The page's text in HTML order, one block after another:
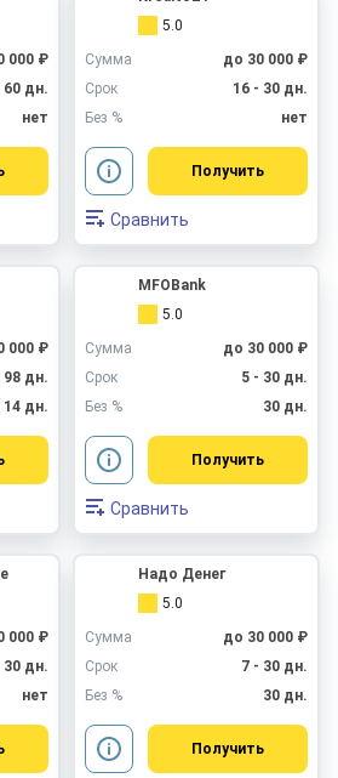
000 ₽
60 дн.
нет
5.0
Сумма
до 30 000 ₽
Срок
16 - 30 дн.
Без %
нет
Получить
Сравнить
000 ₽
98 дн.
14 дн.
MFOBank
5.0
Сумма
до 30 000 ₽
Срок
5 - 30 дн.
Без %
30 дн.
Получить
Сравнить
000 ₽
30 дн.
нет
Надо Денег
5.0
Сумма
до 30 000 ₽
Срок
7 - 30 дн.
Без %
30 дн.
Получить